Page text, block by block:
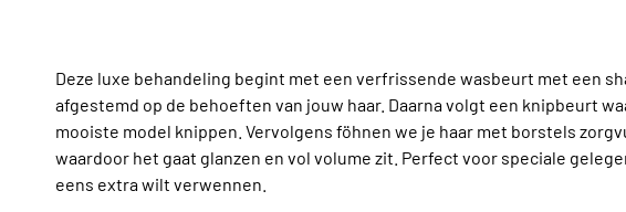
Deze luxe behandeling begint met een verfrissende wasbeurt met een
afgestemd op de behoeften van jouw haar. Daarna volgt een knipbeurt
mooiste model knippen. Vervolgens föhnen we je haar met borstels
waardoor het gaat glanzen en vol volume zit. Perfect voor speciale
eens extra wilt verwennen.